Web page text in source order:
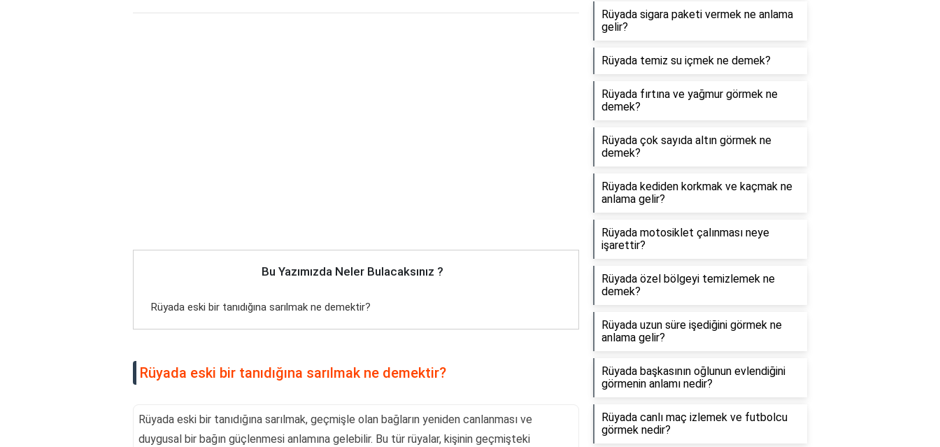
Bu Yazımızda Neler Bulacaksınız ?
Rüyada eski bir tanıdığına sarılmak ne demektir?
Rüyada eski bir tanıdığına sarılmak ne demektir?
Rüyada eski bir tanıdığına sarılmak, geçmişle olan bağların yeniden canlanması ve
duygusal bir bağın güçlenmesi anlamına gelebilir. Bu tür rüyalar, kişinin geçmişteki
Rüyada sigara paketi vermek ne anlama
gelir?
Rüyada temiz su içmek ne demek?
Rüyada fırtına ve yağmur görmek ne
demek?
Rüyada çok sayıda altın görmek ne
demek?
Rüyada kediden korkmak ve kaçmak ne
anlama gelir?
Rüyada motosiklet çalınması neye
işarettir?
Rüyada özel bölgeyi temizlemek ne
demek?
Rüyada uzun süre işediğini görmek ne
anlama gelir?
Rüyada başkasının oğlunun evlendiğini
görmenin anlamı nedir?
Rüyada canlı maç izlemek ve futbolcu
görmek nedir?